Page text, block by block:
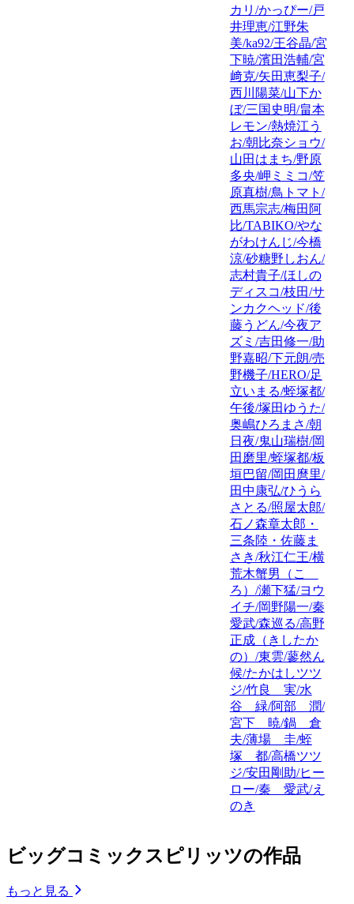
カリ/かっぴー/戸
井理恵/江野朱
美/ka92/王谷晶/宮
下暁/濱田浩輔/宮
﨑克/矢田恵梨子/
西川陽菜/山下か
ぼ/三国史明/畠本
レモン/熱焼江う
お/朝比奈ショウ/
山田はまち/野原
多央/岬ミミコ/笠
原真樹/鳥トマト/
西馬宗志/梅田阿
比/TABIKO/やな
がわけんじ/今橋
涼/砂糖野しおん/
志村貴子/ほしの
ディスコ/枝田/サ
ンカクヘッド/後
藤うどん/今夜ア
ズミ/吉田修一/助
野嘉昭/下元朗/売
野機子/HERO/足
立いまる/蛭塚都/
午後/塚田ゆうた/
奥嶋ひろまさ/朝
日夜/鬼山瑞樹/岡
田磨里/蛭塚都/板
垣巴留/岡田麿里/
田中康弘/ひうら
さとる/照屋太郎/
石ノ森章太郎・
三条陸・佐藤ま
さき/秋江仁王/横
荒木蟹男（こゝ
ろ）/瀬下猛/ヨウ
イチ/岡野陽一/秦
愛武/森巡る/高野
正成（きしたか
の）/東雲/蓼然ん
候/たかはしツツ
ジ/竹良 実/水
谷 緑/阿部 潤/
宮下 暁/鍋 倉
夫/薄場 圭/蛭
塚 都/高橋ツツ
ジ/安田剛助/ヒー
ロー/秦 愛武/え
のき
ビッグコミックスピリッツの作品
もっと見る